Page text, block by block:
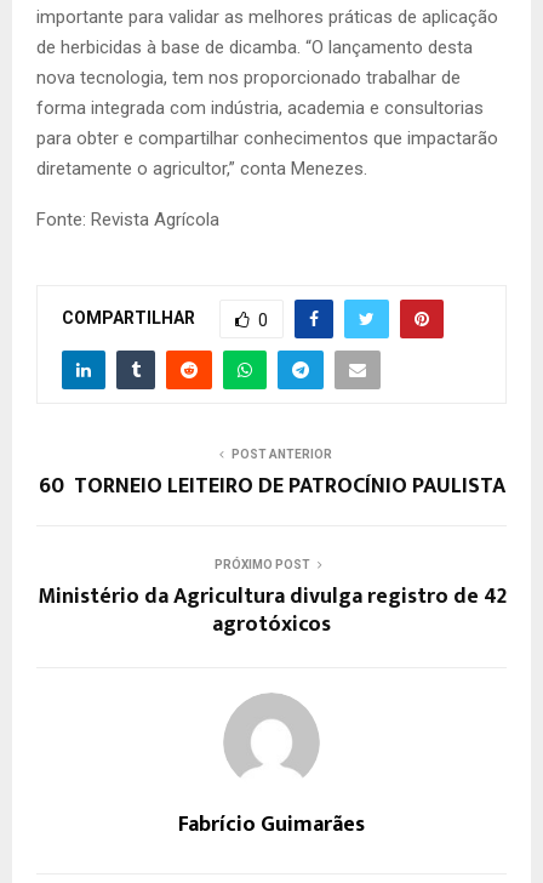
importante para validar as melhores práticas de aplicação
de herbicidas à base de dicamba. “O lançamento desta
nova tecnologia, tem nos proporcionado trabalhar de
forma integrada com indústria, academia e consultorias
para obter e compartilhar conhecimentos que impactarão
diretamente o agricultor,” conta Menezes.
Fonte: Revista Agrícola
COMPARTILHAR 0
POST ANTERIOR
60º TORNEIO LEITEIRO DE PATROCÍNIO PAULISTA
PRÓXIMO POST
Ministério da Agricultura divulga registro de 42
agrotóxicos
Fabrício Guimarães